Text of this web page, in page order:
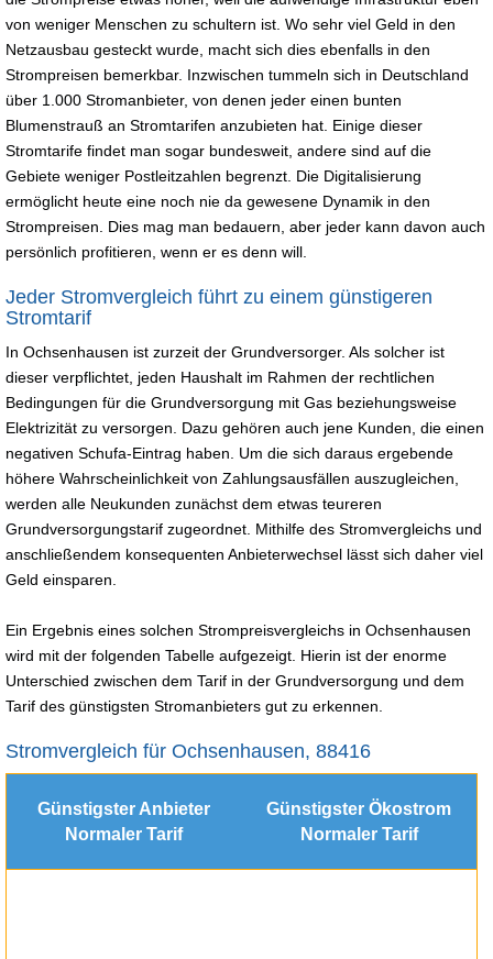
von weniger Menschen zu schultern ist. Wo sehr viel Geld in den
Netzausbau gesteckt wurde, macht sich dies ebenfalls in den
Strompreisen bemerkbar. Inzwischen tummeln sich in Deutschland
über 1.000 Stromanbieter, von denen jeder einen bunten
Blumenstrauß an Stromtarifen anzubieten hat. Einige dieser
Stromtarife findet man sogar bundesweit, andere sind auf die
Gebiete weniger Postleitzahlen begrenzt. Die Digitalisierung
ermöglicht heute eine noch nie da gewesene Dynamik in den
Strompreisen. Dies mag man bedauern, aber jeder kann davon auch
persönlich profitieren, wenn er es denn will.
Jeder Stromvergleich führt zu einem günstigeren
Stromtarif
In Ochsenhausen ist zurzeit der Grundversorger. Als solcher ist
dieser verpflichtet, jeden Haushalt im Rahmen der rechtlichen
Bedingungen für die Grundversorgung mit Gas beziehungsweise
Elektrizität zu versorgen. Dazu gehören auch jene Kunden, die einen
negativen Schufa-Eintrag haben. Um die sich daraus ergebende
höhere Wahrscheinlichkeit von Zahlungsausfällen auszugleichen,
werden alle Neukunden zunächst dem etwas teureren
Grundversorgungstarif zugeordnet. Mithilfe des Stromvergleichs und
anschließendem konsequenten Anbieterwechsel lässt sich daher viel
Geld einsparen.
Ein Ergebnis eines solchen Strompreisvergleichs in Ochsenhausen
wird mit der folgenden Tabelle aufgezeigt. Hierin ist der enorme
Unterschied zwischen dem Tarif in der Grundversorgung und dem
Tarif des günstigsten Stromanbieters gut zu erkennen.
Stromvergleich für Ochsenhausen, 88416
Günstigster Anbieter
Normaler Tarif
Günstigster Ökostrom
Normaler Tarif